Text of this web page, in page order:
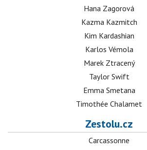
Hana Zagorová
Kazma Kazmitch
Kim Kardashian
Karlos Vémola
Marek Ztracený
Taylor Swift
Emma Smetana
Timothée Chalamet
Zestolu.cz
Carcassonne